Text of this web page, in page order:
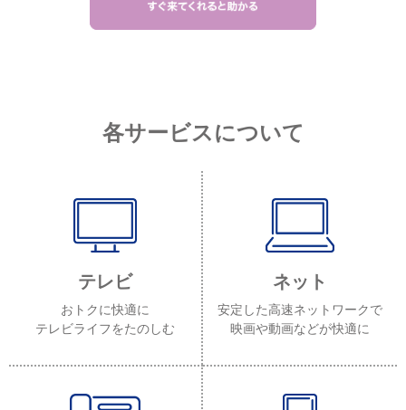
各サービスについて
テレビ
おトクに快適に
テレビライフをたのしむ
ネット
安定した高速ネットワークで
映画や動画などが快適に